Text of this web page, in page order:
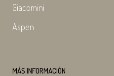
Giacomini
Aspen
MÁS INFORMACIÓN